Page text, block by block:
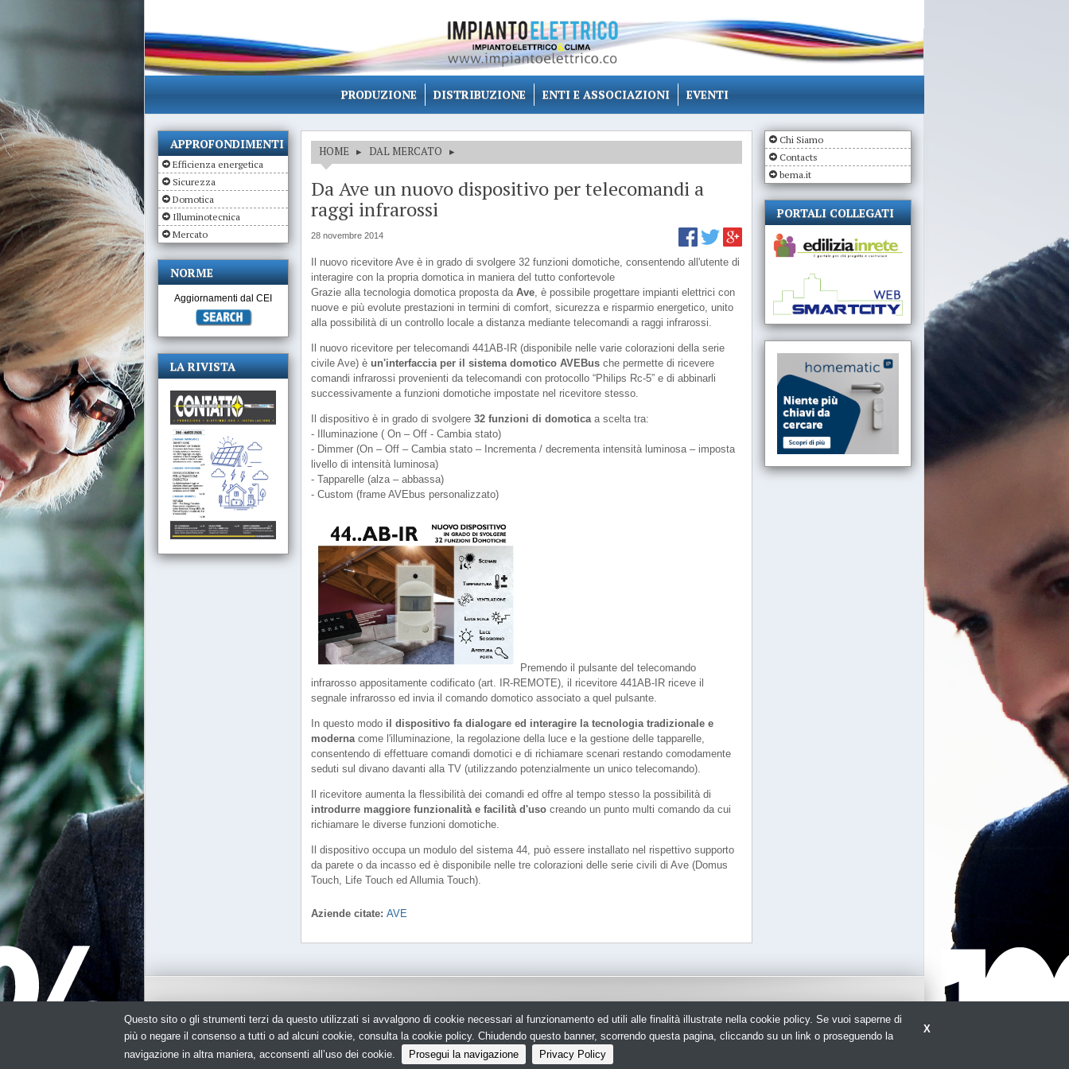
PRODUZIONE DISTRIBUZIONE ENTI E ASSOCIAZIONI EVENTI
HOME ▸ DAL MERCATO ▸
Da Ave un nuovo dispositivo per telecomandi a
raggi infrarossi
28 novembre 2014
Il nuovo ricevitore Ave è in grado di svolgere 32 funzioni domotiche, consentendo all'utente di
interagire con la propria domotica in maniera del tutto confortevole
Grazie alla tecnologia domotica proposta daAve, è possibile progettare impianti elettrici con
nuove e più evolute prestazioni in termini di comfort, sicurezza e risparmio energetico, unito
alla possibilità di un controllo locale a distanza mediante telecomandi a raggi infrarossi.
Il nuovo ricevitore per telecomandi 441AB-IR (disponibile nelle varie colorazioni della serie
civile Ave) èun'interfaccia per il sistema domotico AVEBus che permette di ricevere
comandi infrarossi provenienti da telecomandi con protocollo “Philips Rc-5” e di abbinarli
successivamente a funzioni domotiche impostate nel ricevitore stesso.
Il dispositivo è in grado di svolgere32 funzioni di domoticaa scelta tra:
- Illuminazione ( On – Off - Cambia stato)
- Dimmer (On – Off – Cambia stato – Incrementa / decrementa intensità luminosa – imposta
livello di intensità luminosa)
- Tapparelle (alza – abbassa)
- Custom (frame AVEbus personalizzato)
Premendo il pulsante del telecomando
infrarosso appositamente codificato (art. IR-REMOTE), il ricevitore 441AB-IR riceve il
segnale infrarosso ed invia il comando domotico associato a quel pulsante.
In questo modo il dispositivo fa dialogare ed interagire la tecnologia tradizionale e
modernacome l'illuminazione, la regolazione della luce e la gestione delle tapparelle,
consentendo di effettuare comandi domotici e di richiamare scenari restando comodamente
seduti sul divano davanti alla TV (utilizzando potenzialmente un unico telecomando).
Il ricevitore aumenta la flessibilità dei comandi ed offre al tempo stesso la possibilità di
introdurre maggiore funzionalità e facilità d'uso creando un punto multi comando da cui
richiamare le diverse funzioni domotiche.
Il dispositivo occupa un modulo del sistema 44, può essere installato nel rispettivo supporto
da parete o da incasso ed è disponibile nelle tre colorazioni delle serie civili di Ave (Domus
Touch, Life Touch ed Allumia Touch).
Aziende citate: AVE
APPROFONDIMENTI
Efficienza energetica
Sicurezza
Domotica
Illuminotecnica
Mercato
NORME
Aggiornamenti dal CEI
LA RIVISTA
Chi Siamo
Contacts
bema.it
PORTALI COLLEGATI
© Copyright 2026. Impianto Elettrico - N.ro Iscrizione ROC 5836 -Privacy policy
Il portale per l'elettricistia e l' installatore elettrico con tutte le novità sul settore
dell'elettronica, della domotica e dell'impiantistica.
X
Questo sito o gli strumenti terzi da questo utilizzati si avvalgono di cookie necessari al funzionamento ed utili alle finalità illustrate nella cookie policy. Se vuoi saperne di
più o negare il consenso a tutti o ad alcuni cookie, consulta la cookie policy. Chiudendo questo banner, scorrendo questa pagina, cliccando su un link o proseguendo la
navigazione in altra maniera, acconsenti all’uso dei cookie.
Prosegui la navigazione Privacy Policy